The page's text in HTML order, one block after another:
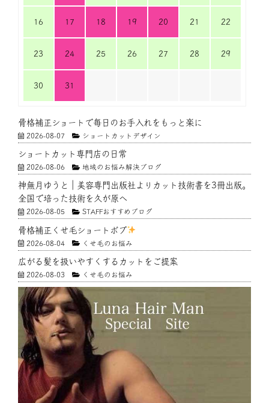
16 17 18 19 20 21 22
23 24 25 26 27 28 29
30 31
骨格補正ショートで毎日のお手入れをもっと楽に
2026-08-07 ショートカットデザイン
ショートカット専門店の日常
2026-08-06 地域のお悩み解決ブログ
神無月ゆうと｜美容専門出版社よりカット技術書を3冊出版。
全国で培った技術を久が原へ
2026-08-05 STAFFおすすめブログ
骨格補正くせ毛ショートボブ
2026-08-04 くせ毛のお悩み
広がる髪を扱いやすくするカットをご提案
2026-08-03 くせ毛のお悩み